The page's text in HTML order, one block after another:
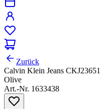
Zurück
Calvin Klein Jeans CKJ23651
Olive
Art.-Nr. 1633438